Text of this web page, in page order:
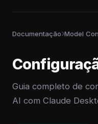
Documentação Model
Guia completo de
AI com Claude